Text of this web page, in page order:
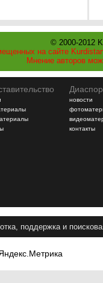
© 2000-2012
на сайте
Мнение авторов
новости
контакты
поддержка и